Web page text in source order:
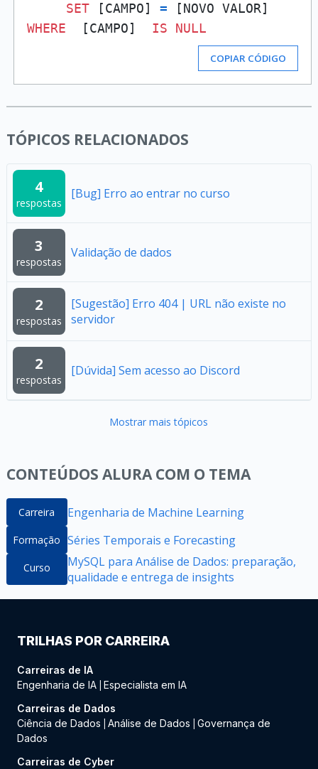
SET [CAMPO] =
WHERE
  [CAMPO]
IS NULL
COPIAR CÓDIGO
TÓPICOS RELACIONADOS
4
respostas
[Bug] Erro ao entrar no curso
3
respostas
Validação de dados
2
respostas
[Sugestão] Erro 404 | URL não existe no
servidor
2
respostas
[Dúvida] Sem acesso ao Discord
Mostrar mais tópicos
CONTEÚDOS ALURA COM O TEMA
Carreira Engenharia de Machine Learning
Formação Séries Temporais e Forecasting
Curso
MySQL para Análise de Dados: preparação,
qualidade e entrega de insights
TRILHAS POR CARREIRA
Carreiras de IA
Engenharia de IA Especialista em IA
Carreiras de Dados
Ciência de Dados
Análise de Dados
Governança de
Dados
Carreiras de Cyber